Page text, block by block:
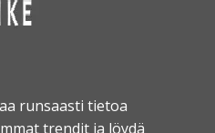
runsaasti tietoa
trendit ja löydä